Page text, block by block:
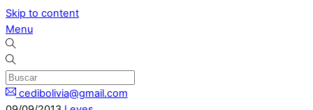
Skip to content
Menu
cedibolivia@gmail.com